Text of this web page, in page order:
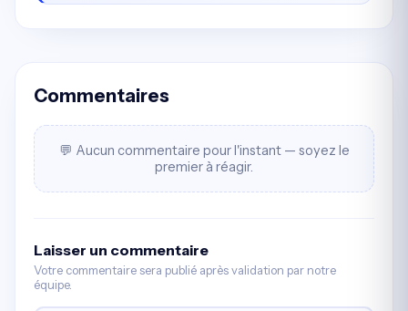
Commentaires
💬 Aucun commentaire pour l'instant — soyez le
premier à réagir.
Laisser un commentaire
Votre commentaire sera publié après validation par notre
équipe.